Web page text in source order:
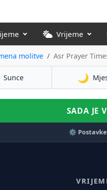
Vrijeme
molitve Asr Prayer
Sunce 🌙
SADA JE
⚙️